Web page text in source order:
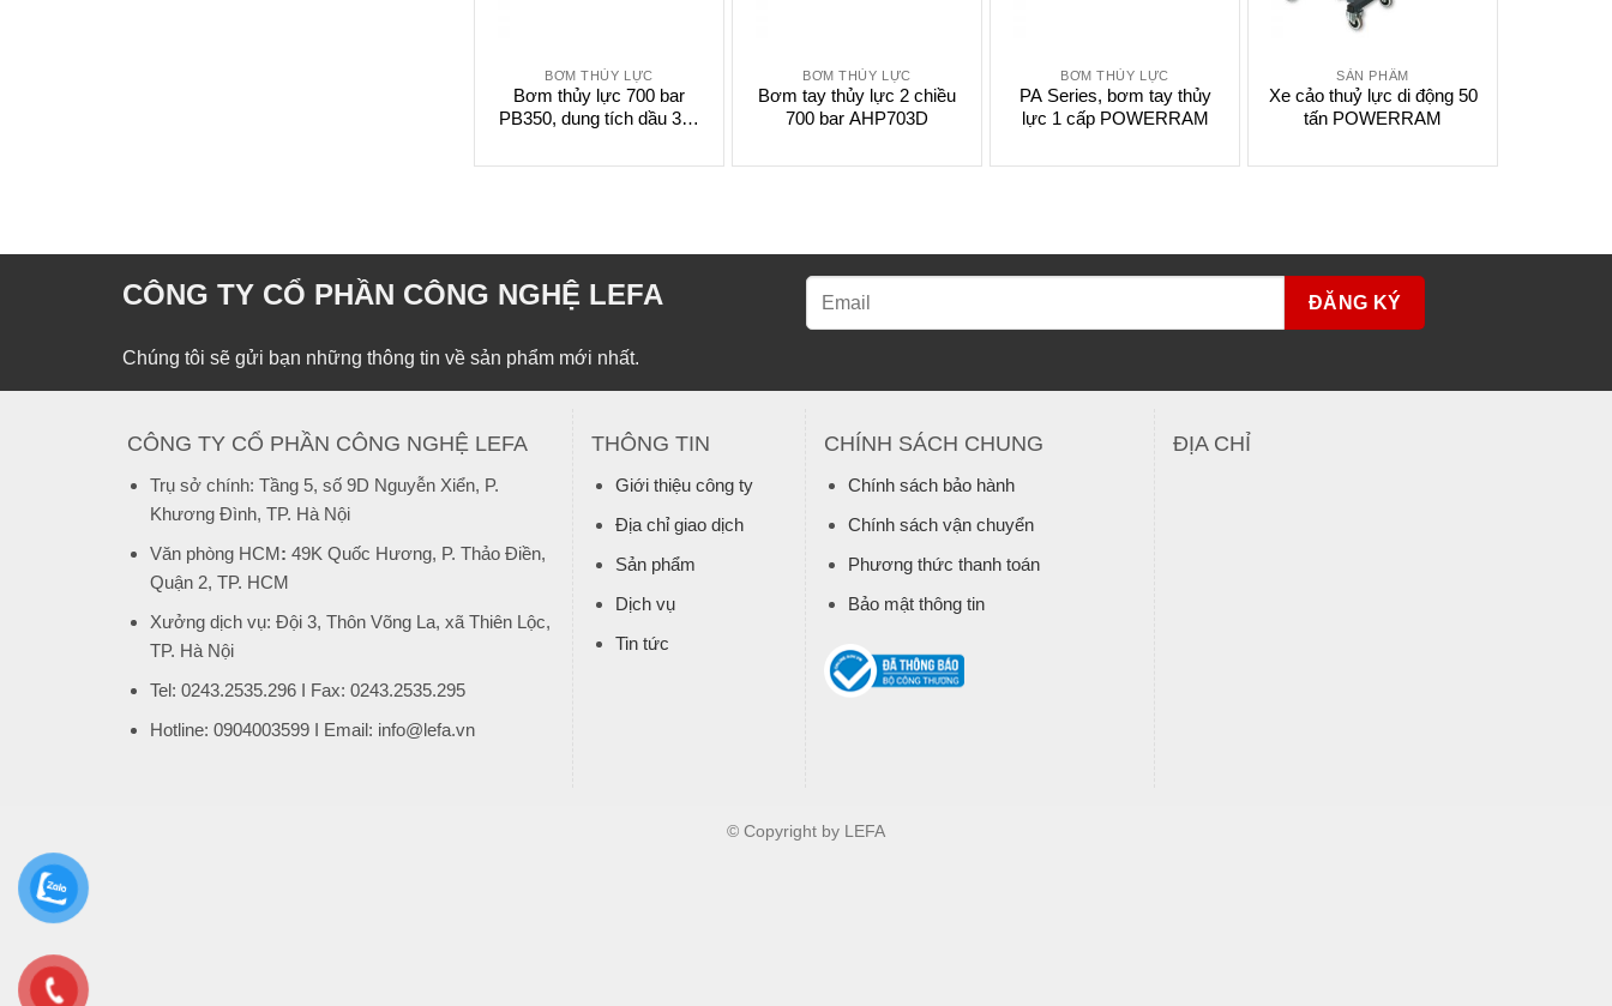
BƠM THỦY LỰC
Bơm thủy lực 700 bar
PB350, dung tích dầu 350
BƠM THỦY LỰC
Bơm tay thủy lực 2 chiều
700 bar AHP703D
BƠM THỦY LỰC
PA Series, bơm tay thủy
lực 1 cấp POWERRAM
SẢN PHẨM
Xe cảo thuỷ lực di động 50
tấn POWERRAM
CÔNG TY CỔ PHẦN CÔNG NGHỆ LEFA
Chúng tôi sẽ gửi bạn những thông tin về sản phẩm mới nhất.
CÔNG TY CỔ PHẦN CÔNG NGHỆ LEFA
Trụ sở chính: Tầng 5, số 9D Nguyễn Xiển, P.
Khương Đình, TP. Hà Nội
Văn phòng HCM:49K Quốc Hương, P. Thảo Điền,
Quận 2, TP. HCM
Xưởng dịch vụ: Đội 3, Thôn Võng La, xã Thiên Lộc,
TP. Hà Nội
Tel: 0243.2535.296 I Fax: 0243.2535.295
Hotline: 0904003599 I Email: info@lefa.vn
THÔNG TIN
Giới thiệu công ty
Địa chỉ giao dịch
Sản phẩm
Dịch vụ
Tin tức
CHÍNH SÁCH CHUNG
Chính sách bảo hành
Chính sách vận chuyển
Phương thức thanh toán
Bảo mật thông tin
ĐỊA CHỈ
© Copyright by LEFA